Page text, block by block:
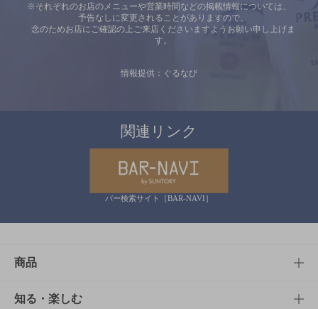
※それぞれのお店のメニューや営業時間などの掲載情報については、
予告なしに変更されることがありますので、
念のためお店にご確認の上ご来店くださいますようお願い申し上げま
す。
情報提供：ぐるなび
関連リンク
バー検索サイト［BAR-NAVI］
商品
商品TOP
知る・楽しむ